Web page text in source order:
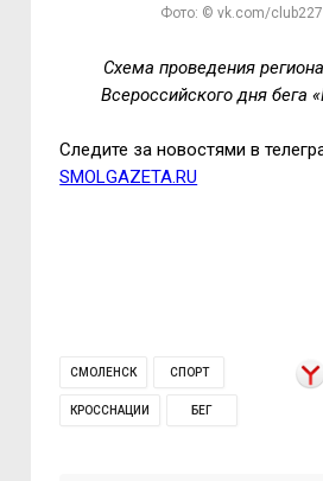
Фото: © vk.com/
Схема проведения
Всероссийского дня бега
Следите за новостями в
SMOLGAZETA.RU
СМОЛЕНСК СПОРТ
КРОССНАЦИИ БЕГ